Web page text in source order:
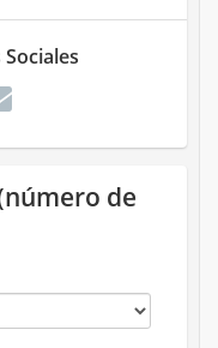
de